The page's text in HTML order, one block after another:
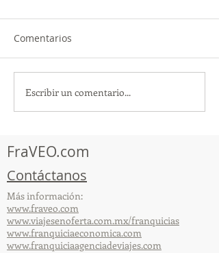
¡Acapulco y Guerrero se
Visten de Fiesta!
Comentarios
Escribir un comentario...
FraVEO.com
Contáctanos
Más información:
www.fraveo.com
www.viajesenoferta.com.mx/franquicias
www.franquiciaeconomica.com
www.franquiciaagenciadeviajes.com